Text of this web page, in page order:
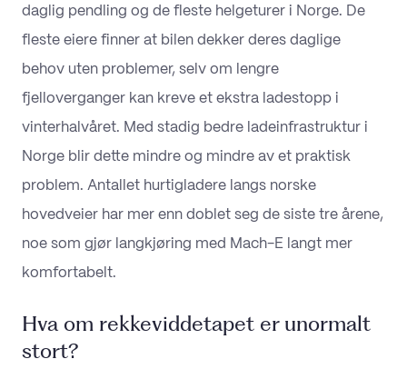
daglig pendling og de fleste helgeturer i Norge. De
fleste eiere finner at bilen dekker deres daglige
behov uten problemer, selv om lengre
fjelloverganger kan kreve et ekstra ladestopp i
vinterhalvåret. Med stadig bedre ladeinfrastruktur i
Norge blir dette mindre og mindre av et praktisk
problem. Antallet hurtigladere langs norske
hovedveier har mer enn doblet seg de siste tre årene,
noe som gjør langkjøring med Mach-E langt mer
komfortabelt.
Hva om rekkeviddetapet er unormalt
stort?